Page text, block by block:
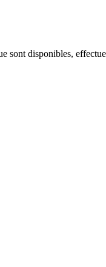
sont disponibles,